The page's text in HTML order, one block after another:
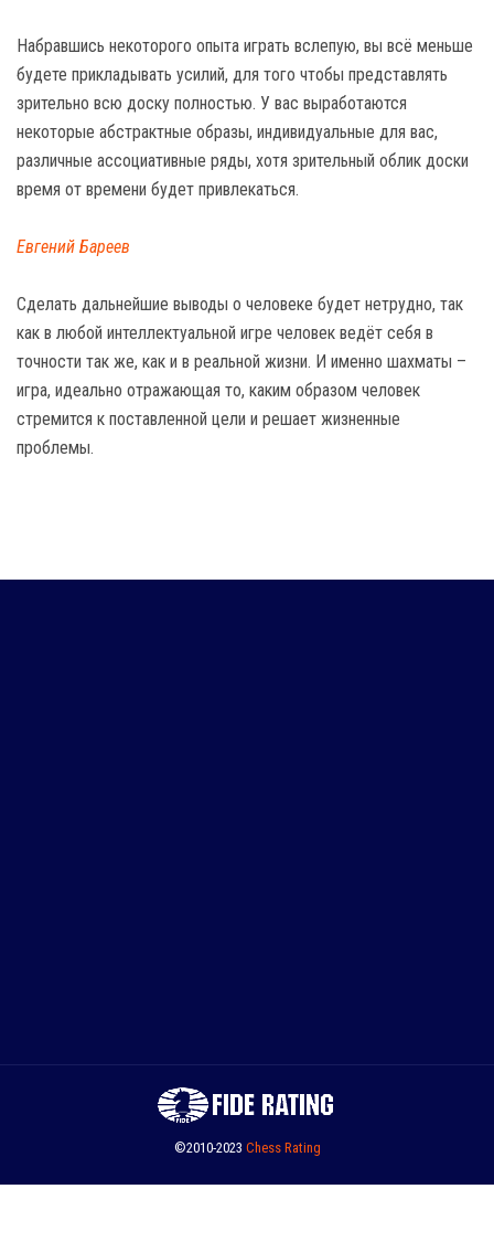
Набравшись некоторого опыта играть вслепую, вы всё меньше
будете прикладывать усилий, для того чтобы представлять
зрительно всю доску полностью. У вас выработаются
некоторые абстрактные образы, индивидуальные для вас,
различные ассоциативные ряды, хотя зрительный облик доски
время от времени будет привлекаться.
Евгений Бареев
Сделать дальнейшие выводы о человеке будет нетрудно, так
как в любой интеллектуальной игре человек ведёт себя в
точности так же, как и в реальной жизни. И именно шахматы –
игра, идеально отражающая то, каким образом человек
стремится к поставленной цели и решает жизненные
проблемы.
©2010-2023 Сhess Rating